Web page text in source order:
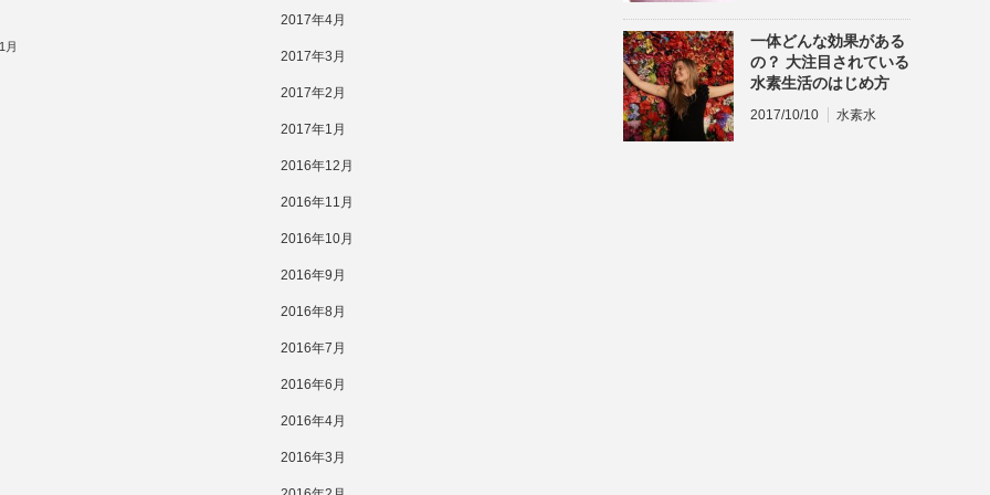
月
2017年4月
2017年3月
2017年2月
2017年1月
2016年12月
2016年11月
2016年10月
2016年9月
2016年8月
2016年7月
2016年6月
2016年4月
2016年3月
一体どんな効果がある
の？ 大注目されている
水素生活のはじめ方
2017/10/10 水素水